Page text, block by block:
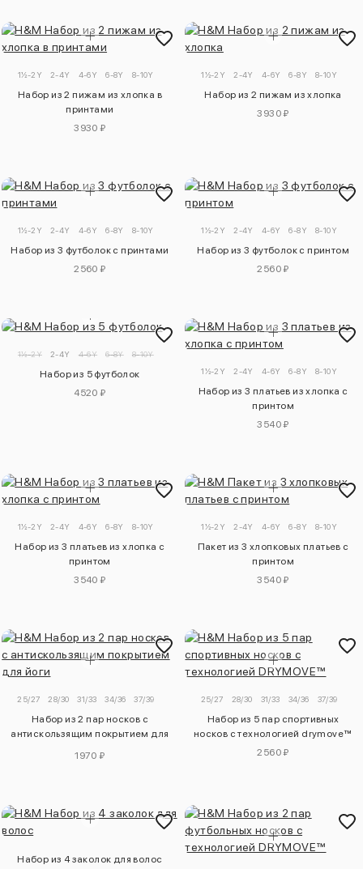
1½-2Y 2-4Y 4-6Y 6-8Y 8-10Y
Набор из 2 пижам из хлопка в
принтами
3930 ₽
1½-2Y 2-4Y 4-6Y 6-8Y 8-10Y
Набор из 2 пижам из хлопка
3930 ₽
1½-2Y 2-4Y 4-6Y 6-8Y 8-10Y
Набор из 3 футболок с принтами
2560 ₽
1½-2Y 2-4Y 4-6Y 6-8Y 8-10Y
Набор из 3 футболок с принтом
2560 ₽
1½-2Y 2-4Y 4-6Y 6-8Y 8-10Y
Набор из 5 футболок
4520 ₽
1½-2Y 2-4Y 4-6Y 6-8Y 8-10Y
Набор из 3 платьев из хлопка с
принтом
3540 ₽
1½-2Y 2-4Y 4-6Y 6-8Y 8-10Y
Набор из 3 платьев из хлопка с
принтом
3540 ₽
1½-2Y 2-4Y 4-6Y 6-8Y 8-10Y
Пакет из 3 хлопковых платьев с
принтом
3540 ₽
25/27 28/30 31/33 34/36 37/39
Набор из 2 пар носков с
антискользящим покрытием для
1970 ₽
25/27 28/30 31/33 34/36 37/39
Набор из 5 пар спортивных
носков с технологией drymove™
2560 ₽
Набор из 4 заколок для волос